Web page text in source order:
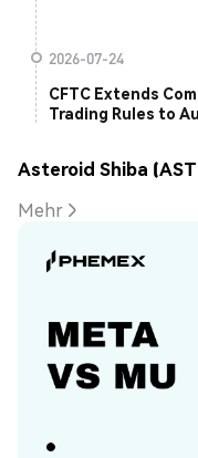
2026-07-24
CFTC Extends
Trading Rules to
Asteroid Shiba
Mehr